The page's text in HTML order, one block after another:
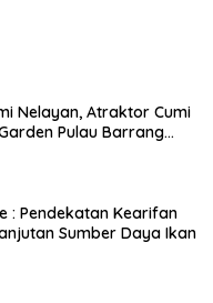
Nelayan, Atraktor Cumi
Pulau Barrang
: Pendekatan Kearifan
Sumber Daya Ikan